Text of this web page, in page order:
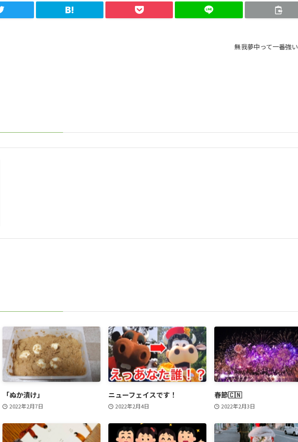
無我夢中って一番強い
「ぬか漬け」
2022年2月7日
ニューフェイスです！
2022年2月4日
春節🇨🇳
2022年2月3日